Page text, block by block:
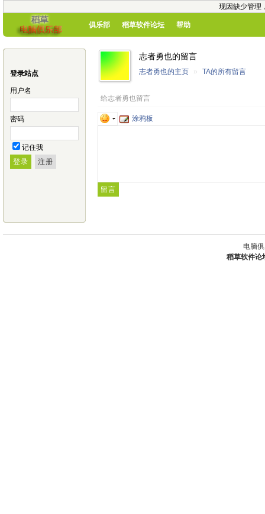
现因缺少管理
俱乐部 稻草软件论坛 帮助
登录站点
用户名
密码
记住我
志者勇也的留言
志者勇也的主页 » TA的所有留言
给志者勇也留言
涂鸦板
电脑
稻草软件论